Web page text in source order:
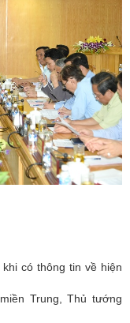
có thông tin về hiện
Trung, Thủ tướng